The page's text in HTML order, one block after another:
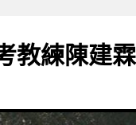
教練陳建霖